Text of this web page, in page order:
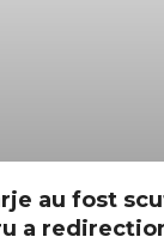
au fost
a